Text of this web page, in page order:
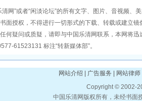
”或者“闲淡论坛”的所有文字、图片、音视频、
面授权，不得进行一切形式的下载、转载或建立镜
疑问或质疑，请即与中国乐清网联系，本网将迅
61523131 标注“转新媒体部”。
网站介绍 | 广告服务 | 网站律
Copyright © 2002-
中国乐清网版权所有，未经书面